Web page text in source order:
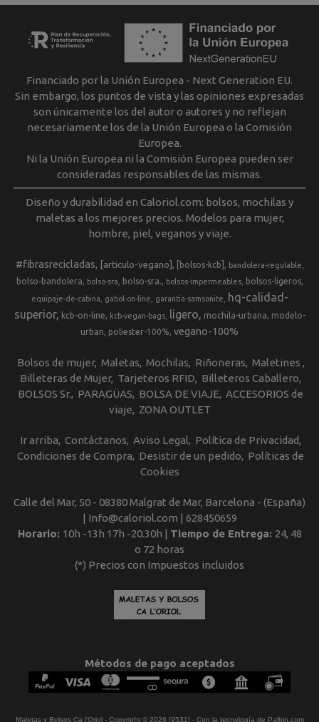
Financiado por la Unión Europea - Next Generation EU.
Sin embargo, los puntos de vista y las opiniones expresadas
son únicamente los del autor o autores y no reflejan
necesariamente los de la Unión Europea o la Comisión
Europea.
Ni la Unión Europea ni la Comisión Europea pueden ser
consideradas responsables de las mismas.
Diseño y durabilidad en Caloriol.com: bolsos, mochilas y
maletas a los mejores precios. Modelos para mujer,
hombre, piel, veganos y viaje.
#fibrasrecicladas [articulo-vegano] [bolsos-kcb] bandolera-regulable
bolso-bandolera bolso-sra bolso-sra. bolsos-impermeables bolsos-ligeros
equipaje-de-cabina gabol-on-line garantia-samsonite
hq-calidad-
superior
kcb-on-line kcb-vegan-bags ligero mochila-urbana
modelo-
urban
poliester-100% vegano-100%
Bolsos de mujer Maletas Mochilas Riñoneras Maletines
Billeteras de Mujer Tarjeteros RFID
Billeteros Caballero
BOLSOS Sr.
PARAGÜAS BOLSA DE VIAJE ACCESORIOS de
viaje
ZONA OUTLET
Ir arriba Contáctanos Aviso Legal
Política de Privacidad
Condiciones de Compra
Desistir de un pedido
Políticas de
Cookies
Calle del Mar, 50 - 08380 Malgrat de Mar, Barcelona - (España)
| Info@caloriol.com | 628450659
Horario: 10h -13h 17h -20.30h | Tiempo de Entrega: 24, 48
o 72 horas
(*) Precios con Impuestos incluidos
Métodos de pago aceptados
Maletas y Bolsos Ca l'Oriol- Copyright © 2026 [9531] - Con la tecnología de Palbin.com